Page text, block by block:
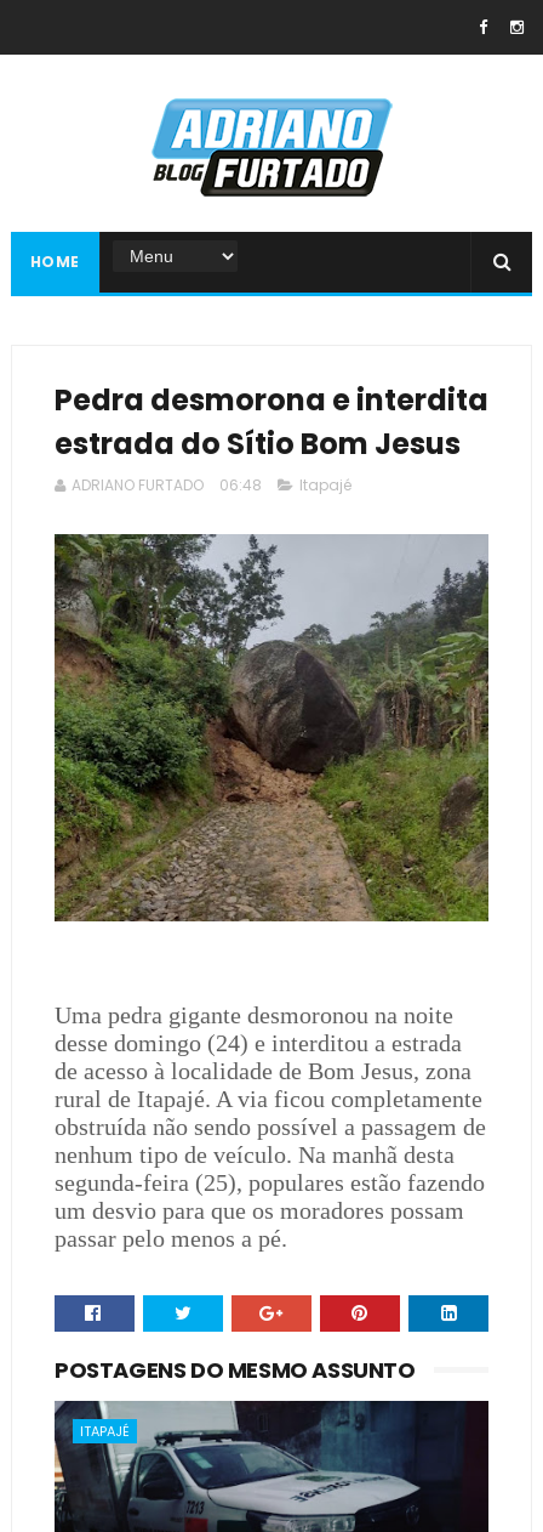
HOME
Pedra desmorona e interdita
estrada do Sítio Bom Jesus
ADRIANO FURTADO 06:48 Itapajé
Uma pedra gigante desmoronou na noite
desse domingo (24) e interditou a estrada
de acesso à localidade de Bom Jesus, zona
rural de Itapajé. A via ficou completamente
obstruída não sendo possível a passagem de
nenhum tipo de veículo. Na manhã desta
segunda-feira (25), populares estão fazendo
um desvio para que os moradores possam
passar pelo menos a pé.
POSTAGENS DO MESMO ASSUNTO
ITAPAJÉ